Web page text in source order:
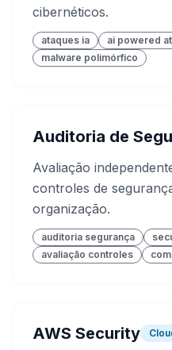
cibernéticos.
ataques ia ai powered
malware polimórfico
Auditoria de
Avaliação
controles de
organização.
auditoria segurança
avaliação controles
AWS Security